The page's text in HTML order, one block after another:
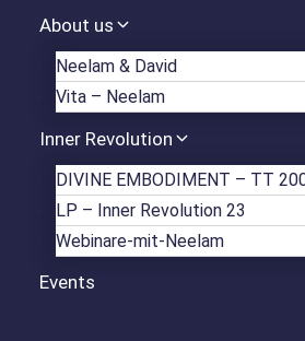
springen
About us
Neelam & David
Vita – Neelam
Inner Revolution
DIVINE EMBODIMENT – TT
LP – Inner Revolution 23
Webinare-mit-Neelam
Events